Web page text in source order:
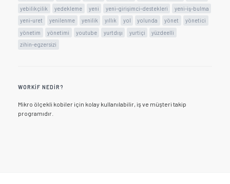
yebilikçilik
yedekleme yeni yeni-girişimci-destekleri
yeni-iş-bulma
yeni-uret
yenilenme yenilik yıllık yol yolunda yönet
yönetici
yönetim
yönetimi youtube yurtdışı yurtiçi
yüzdeelli
zihin-egzersizi
WORKIF NEDIR?
Mikro ölçekli kobiler için kolay kullanılabilir, iş ve müşteri takip
programıdır.